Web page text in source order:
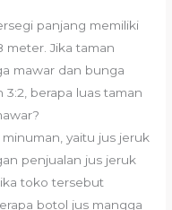
panjang memiliki
meter. Jika taman
mawar dan bunga
berapa luas taman
yaitu jus jeruk
penjualan jus jeruk
toko tersebut
botol jus mangga